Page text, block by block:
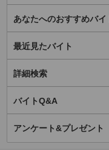
あなたへのおすすめバイ
最近見たバイト
詳細検索
バイトQ&A
アンケート&プレゼント